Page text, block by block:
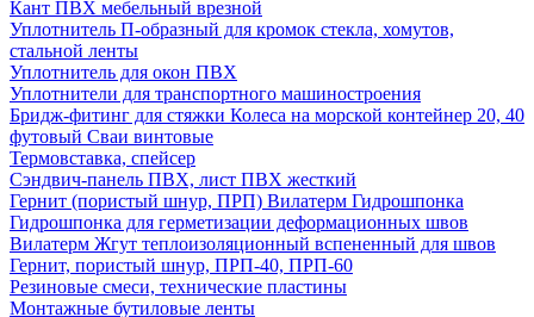
Кант ПВХ мебельный врезной
Уплотнитель П-образный для кромок стекла, хомутов,
стальной ленты
Уплотнитель для окон ПВХ
Уплотнители для транспортного машиностроения
Бридж-фитинг для стяжки Колеса на морской контейнер 20, 40
футовый Сваи винтовые
Термовставка, спейсер
Сэндвич-панель ПВХ, лист ПВХ жесткий
Гернит (пористый шнур, ПРП) Вилатерм Гидрошпонка
Гидрошпонка для герметизации деформационных швов
Вилатерм Жгут теплоизоляционный вспененный для швов
Гернит, пористый шнур, ПРП-40, ПРП-60
Резиновые смеси, технические пластины
Монтажные бутиловые ленты